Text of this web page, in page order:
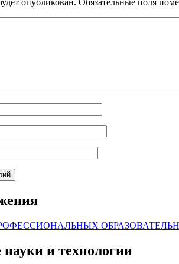
опубликован. Обязательные поля
науки и технологии